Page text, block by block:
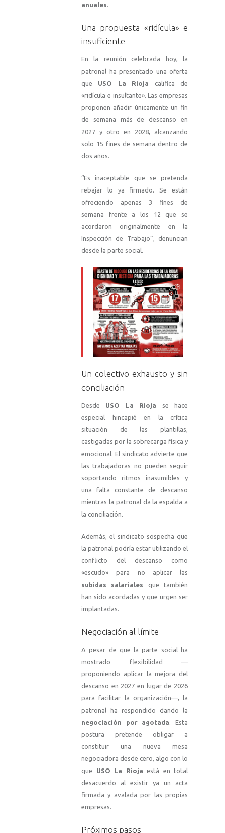
anuales.
Una propuesta «ridícula» e
insuficiente
En la reunión celebrada hoy, la
patronal ha presentado una oferta
que USO La Rioja califica de
«ridícula e insultante». Las empresas
proponen añadir únicamente un fin
de semana más de descanso en
2027 y otro en 2028, alcanzando
solo 15 fines de semana dentro de
dos años.
“Es inaceptable que se pretenda
rebajar lo ya firmado. Se están
ofreciendo apenas 3 fines de
semana frente a los 12 que se
acordaron originalmente en la
Inspección de Trabajo”, denuncian
desde la parte social.
Un colectivo exhausto y sin
conciliación
Desde USO La Rioja se hace
especial hincapié en la crítica
situación de las plantillas,
castigadas por la sobrecarga física y
emocional. El sindicato advierte que
las trabajadoras no pueden seguir
soportando ritmos inasumibles y
una falta constante de descanso
mientras la patronal da la espalda a
la conciliación.
Además, el sindicato sospecha que
la patronal podría estar utilizando el
conflicto del descanso como
«escudo» para no aplicar las
subidas salariales que también
han sido acordadas y que urgen ser
implantadas.
Negociación al límite
A pesar de que la parte social ha
mostrado flexibilidad —
proponiendo aplicar la mejora del
descanso en 2027 en lugar de 2026
para facilitar la organización—, la
patronal ha respondido dando la
negociación por agotada. Esta
postura pretende obligar a
constituir una nueva mesa
negociadora desde cero, algo con lo
que
USO La Rioja está en total
desacuerdo al existir ya un acta
firmada y avalada por las propias
empresas.
Próximos pasos